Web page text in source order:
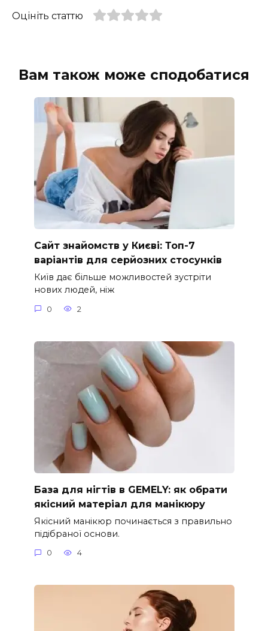
Оцініть статтю
Вам також може сподобатися
Сайт знайомств у Києві: Топ-7
варіантів для серйозних стосунків
Київ дає більше можливостей зустріти
нових людей, ніж
0 2
База для нігтів в GEMELY: як обрати
якісний матеріал для манікюру
Якісний манікюр починається з правильно
підібраної основи.
0 4